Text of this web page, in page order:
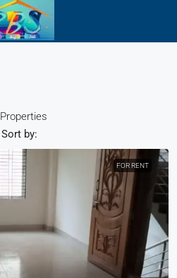
Sort by:
FOR RENT